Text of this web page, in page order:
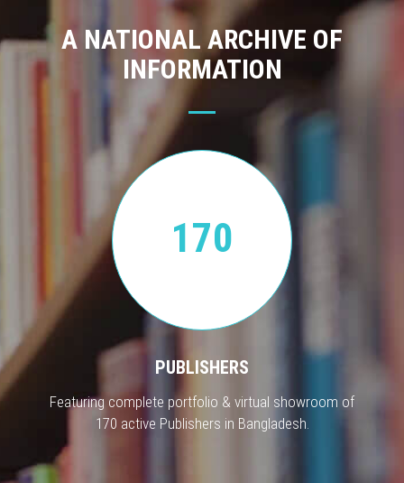
A NATIONAL ARCHIVE OF
INFORMATION
170
PUBLISHERS
Featuring complete portfolio & virtual showroom of
170 active Publishers in Bangladesh.